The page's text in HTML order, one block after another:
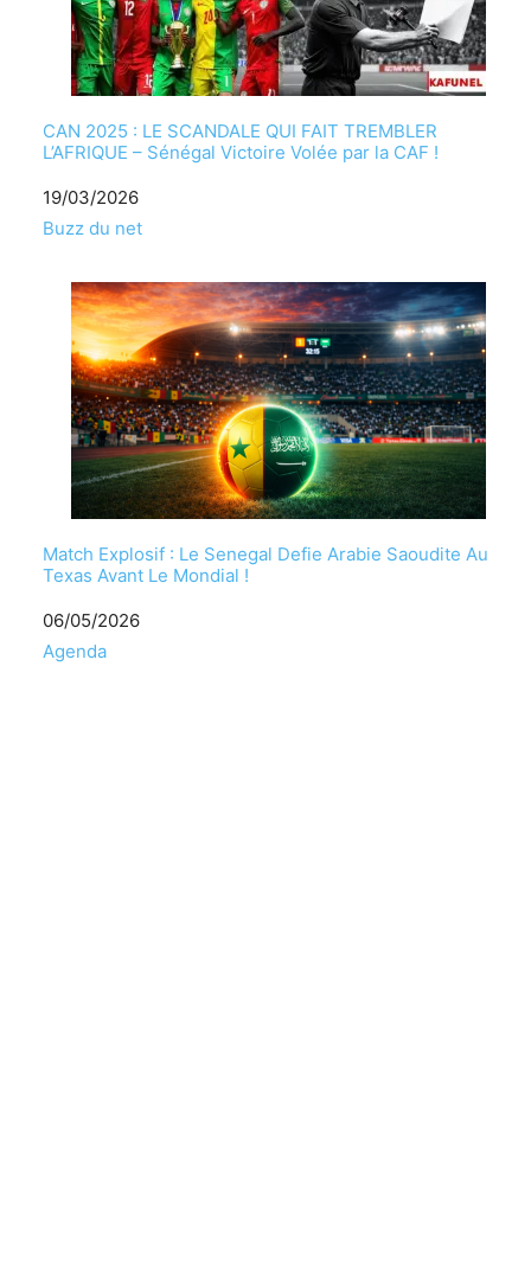
CAN 2025 : LE SCANDALE QUI FAIT TREMBLER
L’AFRIQUE – Sénégal Victoire Volée par la CAF !
Date
19/03/2026
Par rapport à
Buzz du net
Match Explosif : Le Senegal Defie Arabie Saoudite Au
Texas Avant Le Mondial !
Date
06/05/2026
Par rapport à
Agenda